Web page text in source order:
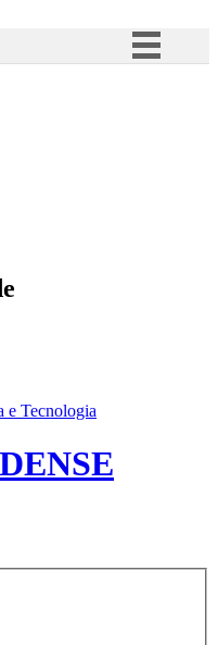
e Tecnologia